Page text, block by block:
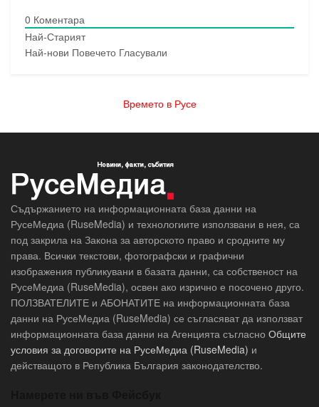
0 Коментара
Най-Старият
Най-нови Повечето Гласували
Времето в Русе
Съдържанието на информационната база данни на
РусеМедиа (RuseMedia) и технологиите използвани в нея, са
под закрила на Закона за авторското право и сродните му
права. Всички текстови, фотографски и графични
изображения публикувани в базата данни, са собственост на
РусеМедиа (RuseMedia), освен ако изрично е посочено друго.
ПОЛЗВАТЕЛИТЕ и АБОНАТИТЕ на информационната база
данни на РусеМедиа (RuseMedia) се съгласяват да използват
информационната база данни на Агенцията съгласно Общите
условия за договорите на РусеМедиа (RuseMedia) и
действащото в Република България законодателство.